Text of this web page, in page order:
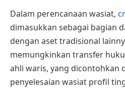
Dalam perencanaan wasiat,
dimasukkan sebagai bagian
dengan aset tradisional
memungkinkan transfer
ahli waris, yang dicontohkan
penyelesaian wasiat profil